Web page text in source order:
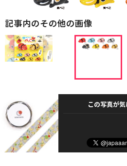
記事内のその他の画像
この写真が